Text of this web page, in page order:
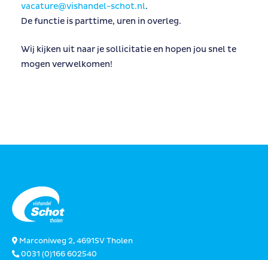
vacature@vishandel-schot.nl.
De functie is parttime, uren in overleg.
Wij kijken uit naar je sollicitatie en hopen jou snel te
mogen verwelkomen!
Marconiweg 2, 4691SV Tholen
0031 (0)166 602540